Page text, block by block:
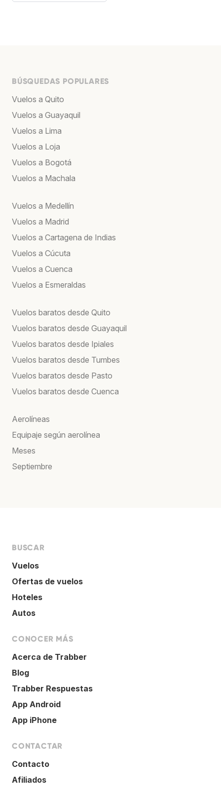
BÚSQUEDAS POPULARES
Vuelos a Quito
Vuelos a Guayaquil
Vuelos a Lima
Vuelos a Loja
Vuelos a Bogotá
Vuelos a Machala
Vuelos a Medellín
Vuelos a Madrid
Vuelos a Cartagena de Indias
Vuelos a Cúcuta
Vuelos a Cuenca
Vuelos a Esmeraldas
Vuelos baratos desde Quito
Vuelos baratos desde Guayaquil
Vuelos baratos desde Ipiales
Vuelos baratos desde Tumbes
Vuelos baratos desde Pasto
Vuelos baratos desde Cuenca
Aerolíneas
Equipaje según aerolínea
Meses
Septiembre
BUSCAR
Vuelos
Ofertas de vuelos
Hoteles
Autos
CONOCER MÁS
Acerca de Trabber
Blog
Trabber Respuestas
App Android
App iPhone
CONTACTAR
Contacto
Afiliados